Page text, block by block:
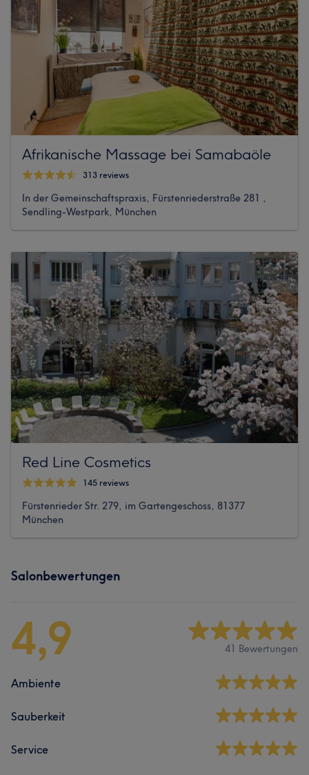
Afrikanische Massage bei Samabaöle
313 reviews
In der Gemeinschaftspraxis, Fürstenriederstraße 281 ,
Sendling-Westpark, München
Red Line Cosmetics
145 reviews
Fürstenrieder Str. 279, im Gartengeschoss, 81377
München
Salonbewertungen
4,9 41 Bewertungen
Ambiente
Sauberkeit
Service